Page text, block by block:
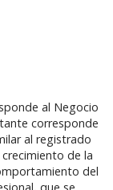
al Negocio
corresponde
al registrado
de la
del